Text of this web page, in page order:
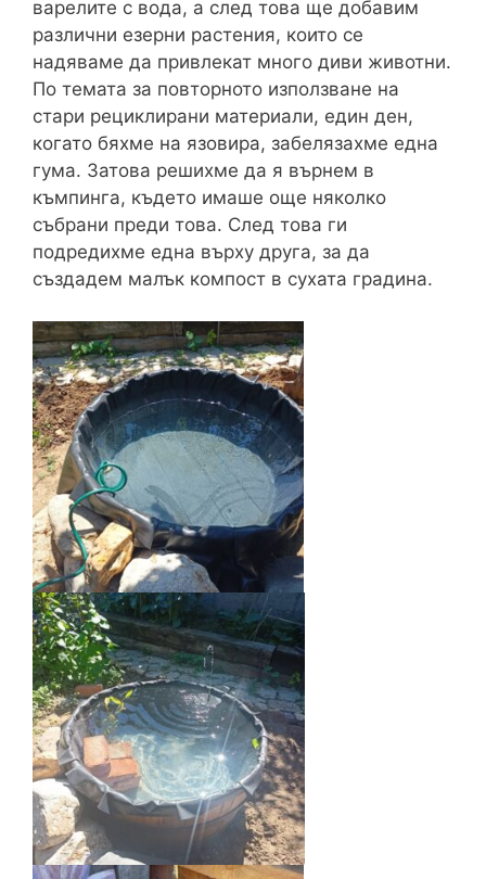
варелите с вода, а след това ще добавим
различни езерни растения, които се
надяваме да привлекат много диви животни.
По темата за повторното използване на
стари рециклирани материали, един ден,
когато бяхме на язовира, забелязахме една
гума. Затова решихме да я върнем в
къмпинга, където имаше още няколко
събрани преди това. След това ги
подредихме една върху друга, за да
създадем малък компост в сухата градина.